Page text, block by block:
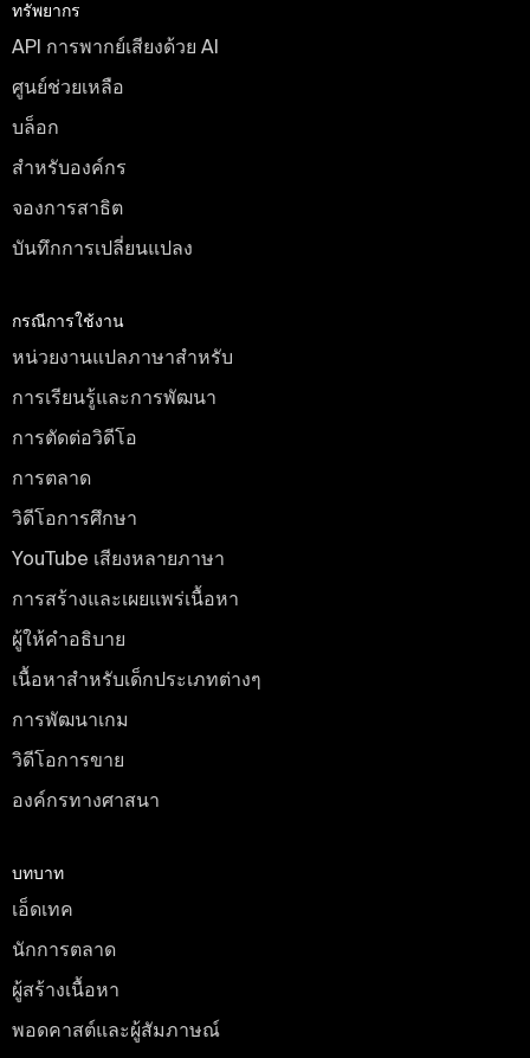
ทรัพยากร
API การพากย์เสียงด้วย AI
ศูนย์ช่วยเหลือ
บล็อก
สำหรับองค์กร
จองการสาธิต
บันทึกการเปลี่ยนแปลง
กรณีการใช้งาน
หน่วยงานแปลภาษาสำหรับ
การเรียนรู้และการพัฒนา
การตัดต่อวิดีโอ
การตลาด
วิดีโอการศึกษา
YouTube เสียงหลายภาษา
การสร้างและเผยแพร่เนื้อหา
ผู้ให้คำอธิบาย
เนื้อหาสำหรับเด็กประเภทต่างๆ
การพัฒนาเกม
วิดีโอการขาย
องค์กรทางศาสนา
บทบาท
เอ็ดเทค
นักการตลาด
ผู้สร้างเนื้อหา
พอดคาสต์และผู้สัมภาษณ์